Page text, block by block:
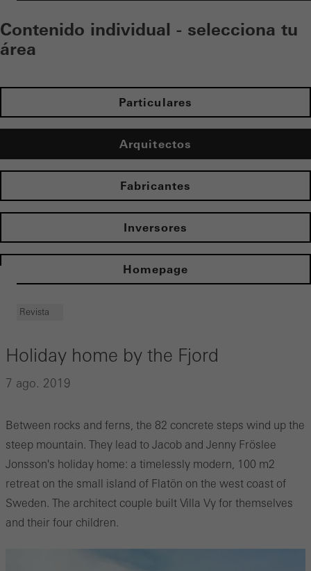
Contenido individual - selecciona tu
área
Particulares
Arquitectos
Fabricantes
Inversores
Homepage
Revista
Holiday home by the Fjord
7 ago. 2019
Between rocks and ferns, the 82 concrete steps wind up the
steep mountain. They lead to Jacob and Jenny Fröslee
Jonsson's holiday home: a timelessly modern, 100 m2
retreat on the small island of Flatön on the west coast of
Sweden. The architect couple built Villa Vy for themselves
and their four children.